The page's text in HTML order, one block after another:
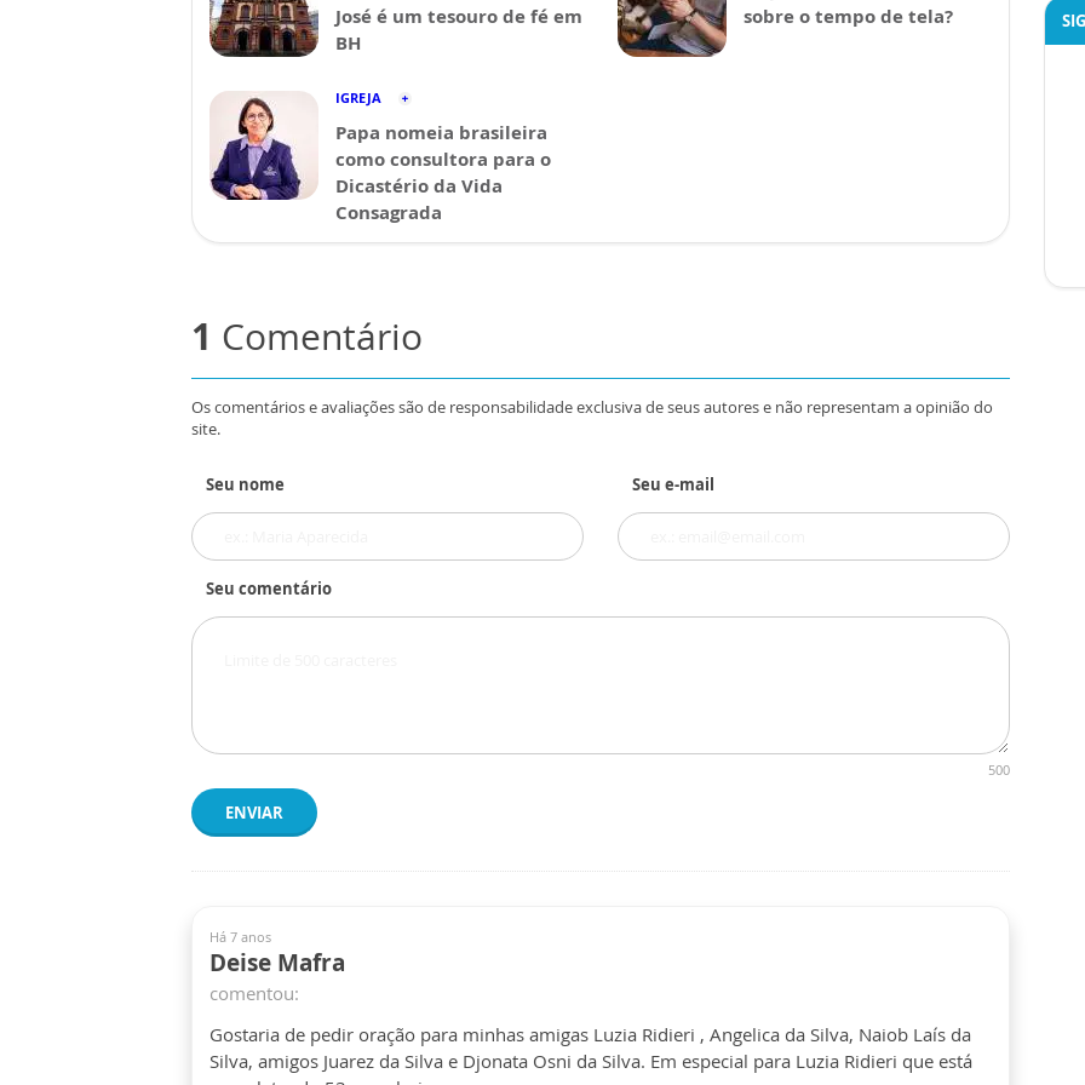
José é um tesouro de fé em
BH
sobre o tempo de tela?
IGREJA
Papa nomeia brasileira
como consultora para o
Dicastério da Vida
Consagrada
1 Comentário
Os comentários e avaliações são de responsabilidade exclusiva de seus autores e não representam a opinião do
site.
Seu nome Seu e-mail
Seu comentário
500
ENVIAR
Há 7 anos
Deise Mafra
comentou:
Gostaria de pedir oração para minhas amigas Luzia Ridieri , Angelica da Silva, Naiob Laís da
Silva, amigos Juarez da Silva e Djonata Osni da Silva. Em especial para Luzia Ridieri que está